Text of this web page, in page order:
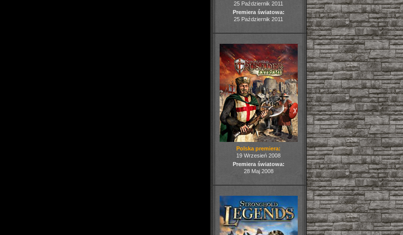
25 Październik 2011
Premiera światowa:
25 Październik 2011
Polska premiera:
19 Wrzesień 2008
Premiera światowa:
28 Maj 2008